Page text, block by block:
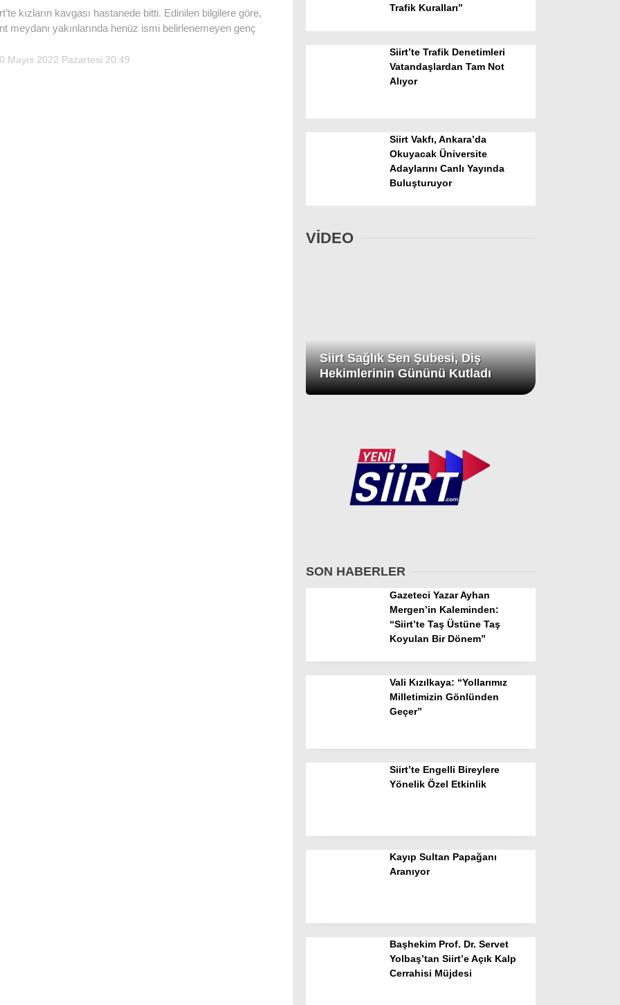
kızların kavgası hastanede bitti. Edinilen bilgilere göre,
meydanı yakınlarında henüz ismi belirlenemeyen genç
Mayıs 2022 Pazartesi 20:49
Trafik Kuralları”
Siirt’te Trafik Denetimleri
Vatandaşlardan Tam Not
Alıyor
Siirt Vakfı, Ankara’da
Okuyacak Üniversite
Adaylarını Canlı Yayında
Buluşturuyor
VİDEO
Siirt Sağlık Sen Şubesi, Diş
Hekimlerinin Gününü Kutladı
SON HABERLER
Gazeteci Yazar Ayhan
Mergen’in Kaleminden:
“Siirt’te Taş Üstüne Taş
Koyulan Bir Dönem”
Vali Kızılkaya: “Yollarımız
Milletimizin Gönlünden
Geçer”
Siirt’te Engelli Bireylere
Yönelik Özel Etkinlik
Kayıp Sultan Papağanı
Aranıyor
Başhekim Prof. Dr. Servet
Yolbaş’tan Siirt’e Açık Kalp
Cerrahisi Müjdesi